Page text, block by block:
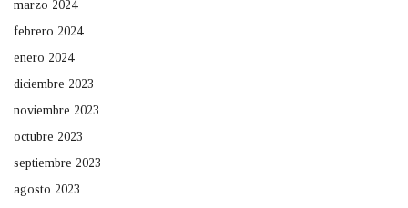
marzo 2024
febrero 2024
enero 2024
diciembre 2023
noviembre 2023
octubre 2023
septiembre 2023
agosto 2023